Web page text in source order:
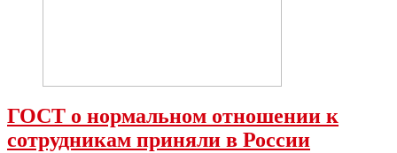
ГОСТ о нормальном отношении к
сотрудникам приняли в России